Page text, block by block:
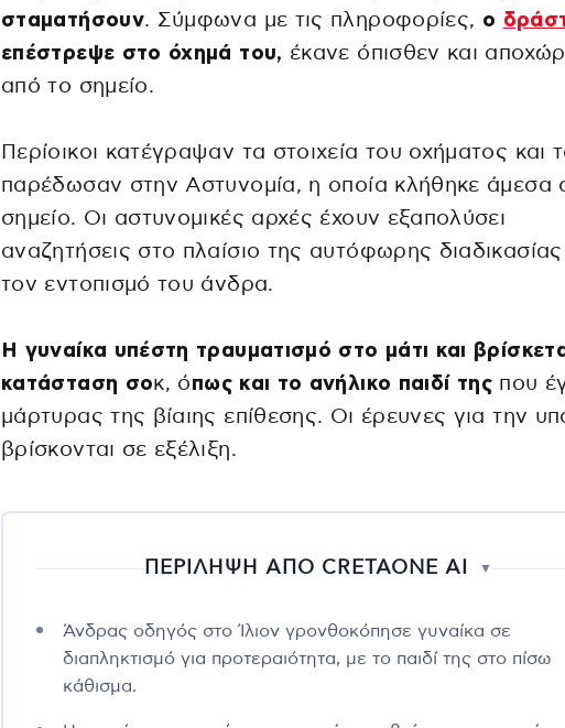
σταματήσουν. Σύμφωνα με τις πληροφορίες, ο
επέστρεψε στο όχημά του, έκανε όπισθεν και
από το σημείο.
Περίοικοι κατέγραψαν τα στοιχεία του οχήματος και
παρέδωσαν στην Αστυνομία, η οποία κλήθηκε άμεσα
σημείο. Οι αστυνομικές αρχές έχουν εξαπολύσει
αναζητήσεις στο πλαίσιο της αυτόφωρης διαδικασίας
τον εντοπισμό του άνδρα.
Η γυναίκα υπέστη τραυματισμό στο μάτι και
κατάσταση σοκ, όπως και το ανήλικο παιδί τηςπου
μάρτυρας της βίαιης επίθεσης. Οι έρευνες για την
βρίσκονται σε εξέλιξη.
ΠΕΡΙΛΗΨΗ ΑΠΟ CRETAONE AI ▼
Άνδρας οδηγός στο Ίλιον γρονθοκόπησε γυναίκα σε
διαπληκτισμό για προτεραιότητα, με το παιδί της στο πίσω
κάθισμα.